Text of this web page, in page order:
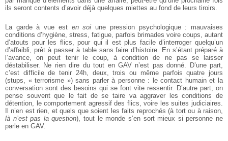
ils seront contents d’avoir déjà quelques miettes au fond de leurs tiroirs.
La garde à vue est en soi une pression psychologique : mauvaises
conditions d’hygiène, stress, fatigue, parfois brimades voire coups, autant
d’atouts pour les flics, pour qui il est plus facile d’interroger quelqu’un
d’affaibli, prêt à passer à table sans faire d’histoire. En s’étant préparé à
l’avance, on peut tenir le coup, à condition de ne pas se laisser
déstabiliser. Ne rien dire du tout en GAV n’est pas donné. D’une part,
c’est difficile de tenir 24h, deux, trois ou même parfois quatre jours
(stups, « terrorisme ») sans parler à personne : le contact humain et la
conversation sont des besoins qui se font vite ressentir. D’autre part, on
pense souvent que le fait de se taire va aggraver les conditions de
détention, le comportement agressif des flics, voire les suites judiciaires.
Il n’en est rien, et quels que soient les faits reprochés (à tort ou à raison,
là n’est pas la question), tout le monde s’en sort mieux si personne ne
parle en GAV.